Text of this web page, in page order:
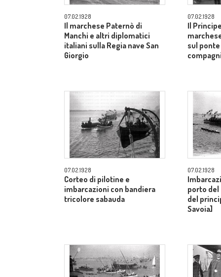
07.02.1928
Il marchese Paternò di
Manchi e altri diplomatici
italiani sulla Regia nave San
Giorgio
07.02.1928
Il
sul
07.02.1928
Corteo di pilotine e
imbarcazioni con bandiera
tricolore sabauda
07.02.1928
porto del
del
Savoia]